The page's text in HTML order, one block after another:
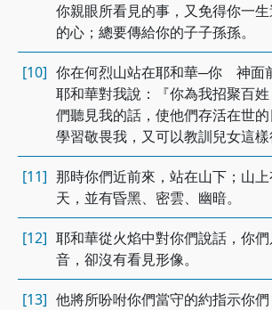
你親眼所看見的事，又免得你一
的心；總要傳給你的子子孫孫。
[10] 你在何烈山站在耶和華─你 神面
耶和華對我說：『你為我招聚百
們聽見我的話，使他們存活在世
學習敬畏我，又可以教訓兒女這樣
[11] 那時你們近前來，站在山下；山
天，並有昏黑、密雲、幽暗。
[12] 耶和華從火焰中對你們說話，你
音，卻沒有看見形像。
[13] 他將所吩咐你們當守的約指示你